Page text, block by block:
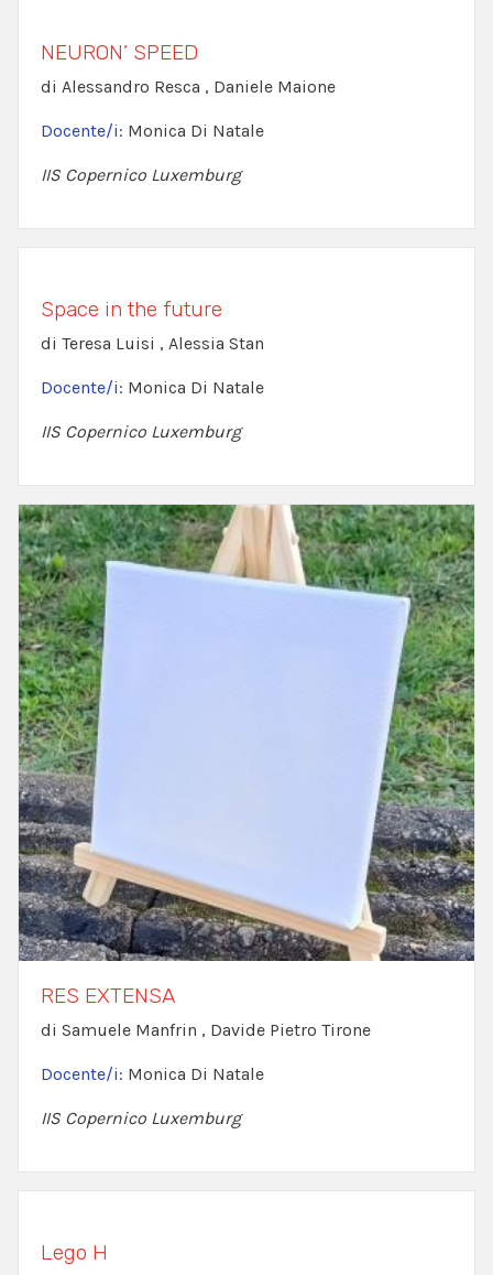
NEURON’ SPEED
di Alessandro Resca , Daniele Maione
Docente/i: Monica Di Natale
IIS Copernico Luxemburg
Space in the future
di Teresa Luisi , Alessia Stan
Docente/i: Monica Di Natale
IIS Copernico Luxemburg
RES EXTENSA
di Samuele Manfrin , Davide Pietro Tirone
Docente/i: Monica Di Natale
IIS Copernico Luxemburg
Lego H